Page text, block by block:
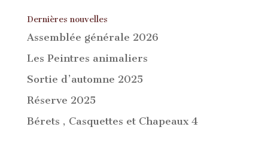
Dernières nouvelles
Assemblée générale 2026
Les Peintres animaliers
Sortie d’automne 2025
Réserve 2025
Bérets , Casquettes et Chapeaux 4